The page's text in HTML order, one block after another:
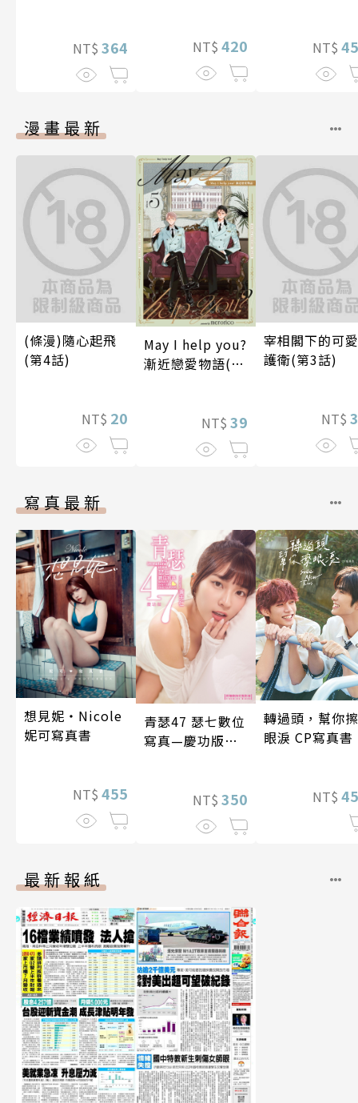
NT$ 364 NT$ 420 NT$
漫畫最新
(條漫)隨心起飛
(第4話)
NT$ 20
May I help you?
漸近戀愛物語(第
NT$ 39
宰相閣下的可愛
護衛(第3話)
NT$
寫真最新
想見妮‧Nicole
妮可寫真書
NT$ 455
青瑟47 瑟七數位
寫真—慶功版
NT$ 350
轉過頭，幫你擦
眼淚 CP寫真書
NT$
最新報紙